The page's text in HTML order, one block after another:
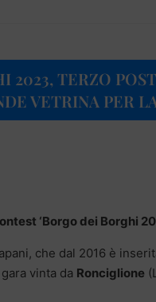
2023, TERZO
VETRINA PER
‘Borgo dei Borghi
che dal 2016 è
vinta da Ronciglione